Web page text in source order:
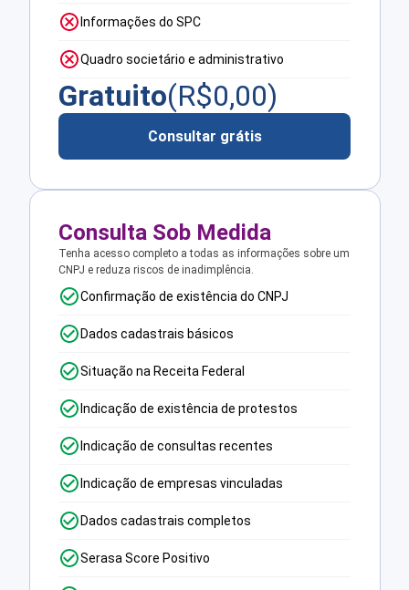
Informações do SPC
Quadro societário e administrativo
Gratuito(R$0,00)
Consultar grátis
Consulta Sob Medida
Tenha acesso completo a todas as informações sobre um
CNPJ e reduza riscos de inadimplência.
Confirmação de existência do CNPJ
Dados cadastrais básicos
Situação na Receita Federal
Indicação de existência de protestos
Indicação de consultas recentes
Indicação de empresas vinculadas
Dados cadastrais completos
Serasa Score Positivo